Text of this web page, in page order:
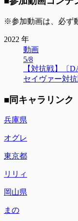
※参加動画は、必ず
2022 年
動画
5/8
【対抗戦】〔
セイヴァー対抗
■同キャラリンク
兵庫県
オグレ
東京都
リリィ
岡山県
まの